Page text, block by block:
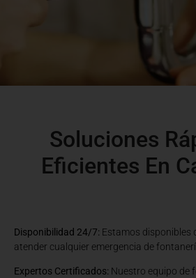
Soluciones
Eficientes En
Disponibilidad 24/7: Estamos disponibles
atender cualquier emergencia de
Expertos Certificados: Nuestro equipo de